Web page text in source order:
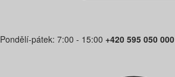
Pondělí-pátek: 7:00 - 15:00 +420 595 050 000